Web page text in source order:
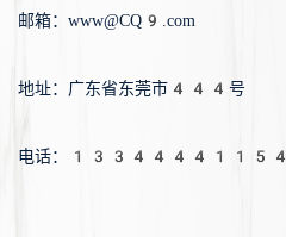
邮箱：www@CQ9.com
地址：广东省东莞市444号
电话： 13344441154